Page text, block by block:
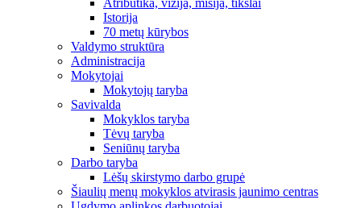
Atributika, vizija, misija, tikslai
Istorija
70 metų kūrybos
Valdymo struktūra
Administracija
Mokytojai
Mokytojų taryba
Savivalda
Mokyklos taryba
Tėvų taryba
Seniūnų taryba
Darbo taryba
Lėšų skirstymo darbo grupė
Šiaulių menų mokyklos atvirasis jaunimo centras